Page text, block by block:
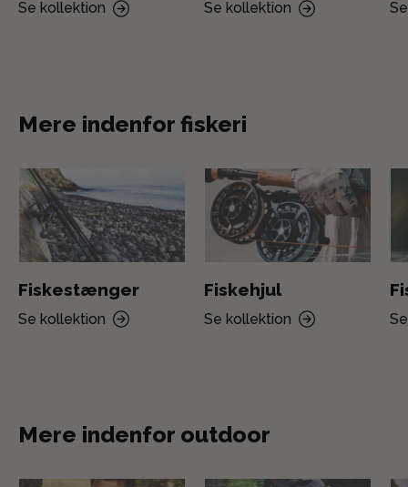
Se kollektion Se kollektion
Mere indenfor fiskeri
Fiskestænger
Se kollektion
Fiskehjul
Se kollektion
Mere indenfor outdoor